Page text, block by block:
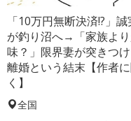
「10万円無断決済!?」
が釣り沼へ→「家族よ
味？」限界妻が突きつ
離婚という結末【作者
く】
全国